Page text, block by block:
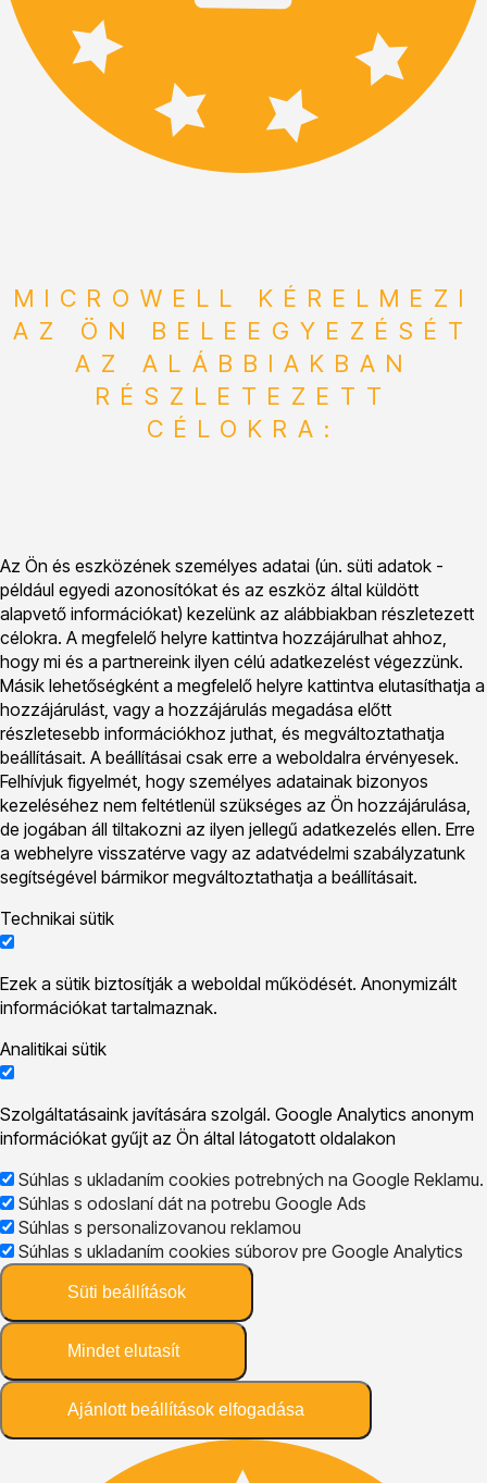
MICROWELL KÉRELMEZI
AZ ÖN BELEEGYEZÉSÉT
AZ ALÁBBIAKBAN
RÉSZLETEZETT
CÉLOKRA:
Az Ön és eszközének személyes adatai (ún. süti adatok -
például egyedi azonosítókat és az eszköz által küldött
alapvető információkat) kezelünk az alábbiakban részletezett
célokra. A megfelelő helyre kattintva hozzájárulhat ahhoz,
hogy mi és a partnereink ilyen célú adatkezelést végezzünk.
Másik lehetőségként a megfelelő helyre kattintva elutasíthatja a
hozzájárulást, vagy a hozzájárulás megadása előtt
részletesebb információkhoz juthat, és megváltoztathatja
beállításait. A beállításai csak erre a weboldalra érvényesek.
Felhívjuk figyelmét, hogy személyes adatainak bizonyos
kezeléséhez nem feltétlenül szükséges az Ön hozzájárulása,
de jogában áll tiltakozni az ilyen jellegű adatkezelés ellen. Erre
a webhelyre visszatérve vagy az adatvédelmi szabályzatunk
segítségével bármikor megváltoztathatja a beállításait.
Technikai sütik
Ezek a sütik biztosítják a weboldal működését. Anonymizált
információkat tartalmaznak.
Analitikai sütik
Szolgáltatásaink javítására szolgál. Google Analytics anonym
információkat gyűjt az Ön által látogatott oldalakon
Súhlas s ukladaním cookies potrebných na Google Reklamu.
Súhlas s odoslaní dát na potrebu Google Ads
Súhlas s personalizovanou reklamou
Súhlas s ukladaním cookies súborov pre Google Analytics
Süti beállítások
Mindet elutasít
Ajánlott beállítások elfogadása